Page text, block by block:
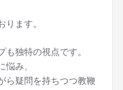
ます。
独特の視点です。
み、
ら疑問を持ちつつ教鞭